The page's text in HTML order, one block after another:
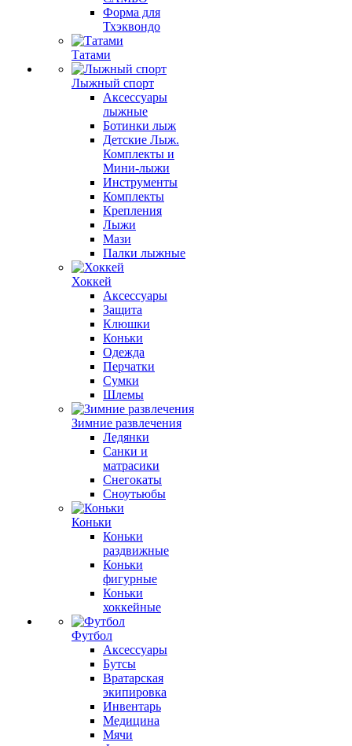
Форма для
Тхэквондо
Татами
Лыжный спорт
Аксессуары
лыжные
Ботинки лыж
Детские Лыж.
Комплекты и
Мини-лыжи
Инструменты
Комплекты
Крепления
Лыжи
Мази
Палки лыжные
Хоккей
Аксессуары
Защита
Клюшки
Коньки
Одежда
Перчатки
Сумки
Шлемы
Зимние развлечения
Ледянки
Санки и
матрасики
Снегокаты
Сноутьюбы
Коньки
Коньки
раздвижные
Коньки
фигурные
Коньки
хоккейные
Футбол
Аксессуары
Бутсы
Вратарская
экипировка
Инвентарь
Медицина
Мячи